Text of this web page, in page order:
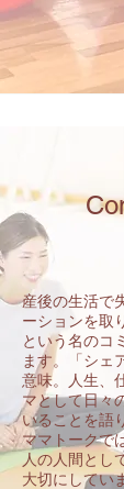
産後の生活で
ーションを取
という名のコ
ます。「シェ
意味。人生、
マとして日々
いることを語
ママトークで
人の人間とし
大切にしてい